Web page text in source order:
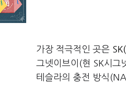
가장 적극적인 곳은
그넷이브이(현 SK시그
테슬라의 충전 방식